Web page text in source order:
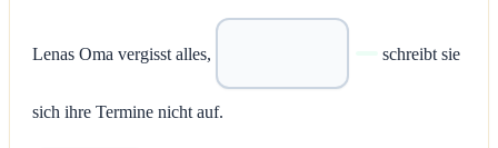
Lenas Oma vergisst alles, schreibt sie
sich ihre Termine nicht auf.